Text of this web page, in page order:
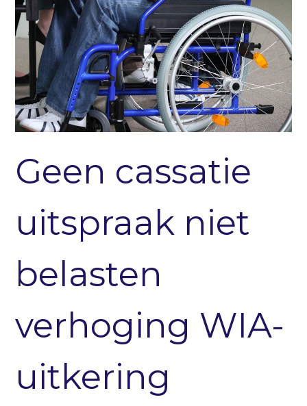
Geen cassatie
uitspraak niet
belasten
verhoging WIA-
uitkering